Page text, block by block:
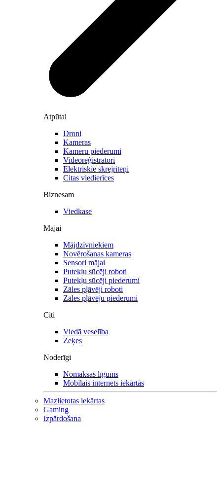
Atpūtai
Droni
Kameras
Kameru piederumi
Videoreģistratori
Elektriskie skrejriteņi
Citas viedierīces
Biznesam
Viedkase
Mājai
Mājdzīvniekiem
Novērošanas kameras
Sensori mājai
Putekļu sūcēji roboti
Putekļu sūcēji piederumi
Zāles pļāvēji roboti
Zāles pļāvēju piederumi
Citi
Viedā veselība
Zeķes
Noderīgi
Nomaksas līgums
Mobilais internets iekārtās
Mazlietotas iekārtas
Gaming
Izpārdošana